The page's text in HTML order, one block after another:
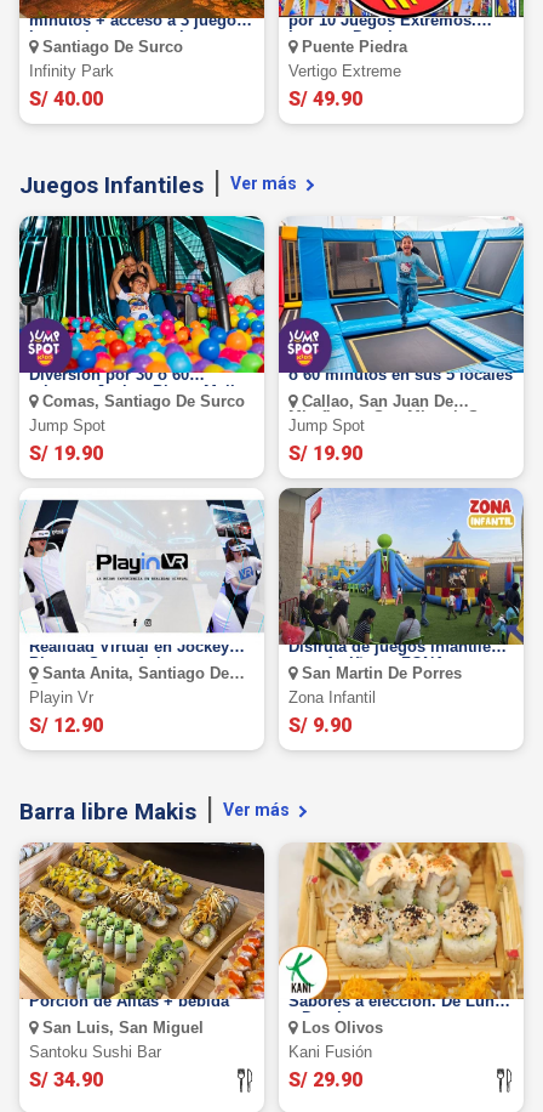
minutos + acceso a 3 juegos
interactivos + garra humana.
un fascinante viaje bajo el
mar, lleno de colores,
misterios y más
Santiago De Surco
Infinity Park
S/ 40.00
por 10 Juegos Extremos.
Lunes a Domingo
Puente Piedra
Vertigo Extreme
S/ 49.90
Juegos Infantiles Ver más
JUMP SPOT KIDS: Full
Diversión por 30 o 60
minutos Jockey Plaza, Mall
Plaza Comas, Mall Plaza
Arequipa
Comas, Santiago De Surco
Jump Spot
S/ 19.90
Jump Spot: Diversión por 30
o 60 minutos en sus 5 locales
Callao, San Juan De
Miraflores, San Miguel, Santa
Anita, Santiago De Surco
Jump Spot
S/ 19.90
PLAYIN VR: Simuladores de
Realidad Virtual en Jockey
Plaza y Santa Anita
Santa Anita, Santiago De
Surco
Playin Vr
S/ 12.90
¡Diversión sin límites!
Disfruta de juegos infantiles
para 1 niño en ZONA
INFANTIL en SMP.
San Martin De Porres
Zona Infantil
S/ 9.90
Barra libre Makis Ver más
Barra Libre de Makis +
Porción de Alitas + bebida
San Luis, San Miguel
Santoku Sushi Bar
S/ 34.90
Barra Libre de Makis o Alitas:
Sabores a elección. De Lunes
a Domingo
Los Olivos
Kani Fusión
S/ 29.90